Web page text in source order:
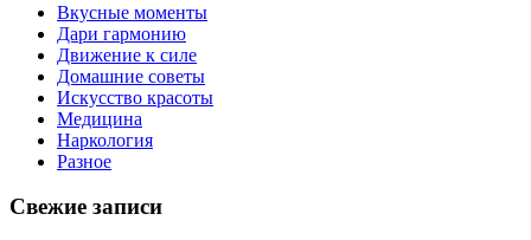
Вкусные моменты
Дари гармонию
Движение к силе
Домашние советы
Искусство красоты
Медицина
Наркология
Разное
Свежие записи